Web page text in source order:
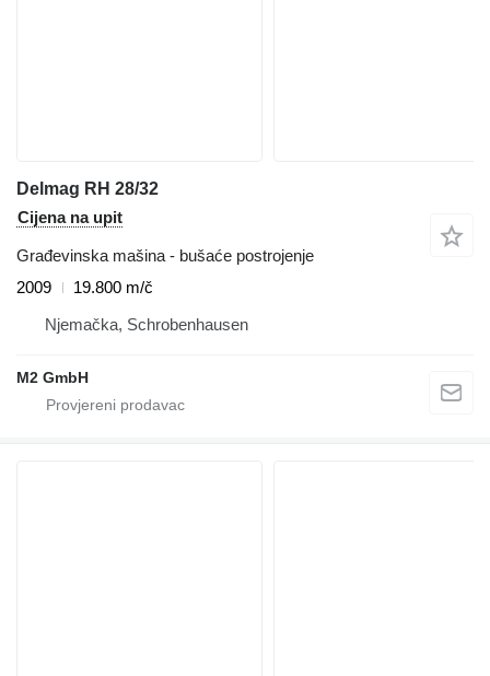
Delmag RH 28/32
Cijena na upit
Građevinska mašina - bušaće postrojenje
2009
19.800 m/č
Njemačka, Schrobenhausen
M2 GmbH